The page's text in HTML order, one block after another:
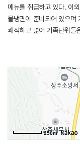
메뉴를 취급하고 있다. 이
물냉면이 준비되어 있으며
쾌적하고 넓어 가족단위들
250m